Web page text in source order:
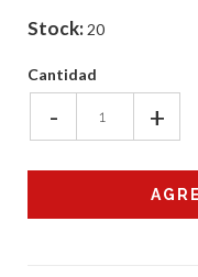
Stock: 20
Cantidad
- +